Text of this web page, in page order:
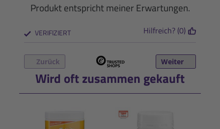
Produkt entspricht meiner Erwartungen.
VERIFIZIERT Hilfreich? (0)
Zurück Weiter
Wird oft zusammen gekauft